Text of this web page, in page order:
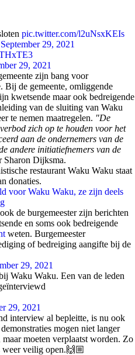
pic.twitter.com/l2uNsxKEIs
September 29, 2021
29, 2021
zijn bang voor
Bij de gemeente, omliggende
kwetsende maar ook bedreigende
van de sluiting van Waku
te nemen maatregelen. "De
zich op te houden voor het
aan de ondernemers van de
andere initiatiefnemers van de
Sharon Dijksma.
restaurant Waku Waku staat
donaties.
voor Waku Waku, ze zijn deels
de burgemeester zijn berichten
en soms ook bedreigende
weten. Burgemeester
of bedreiging aangifte bij de
29, 2021
Waku Waku. Een van de leden
29, 2021
interview al bepleitte, is nu ook
mogen niet langer
moeten verplaatst worden. Zo
weer veilig open.🙌🏼